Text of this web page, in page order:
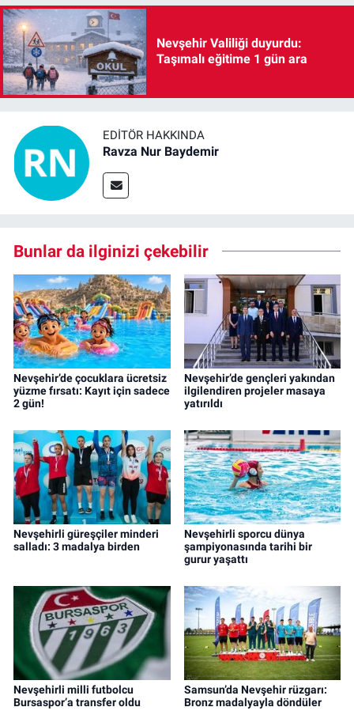
Nevşehir Valiliği duyurdu:
Taşımalı eğitime 1 gün ara
EDITÖR HAKKINDA
Ravza Nur Baydemir
Bunlar da ilginizi çekebilir
Nevşehir’de çocuklara ücretsiz
yüzme fırsatı: Kayıt için sadece
2 gün!
Nevşehir’de gençleri yakından
ilgilendiren projeler masaya
yatırıldı
Nevşehirli güreşçiler minderi
salladı: 3 madalya birden
Nevşehirli sporcu dünya
şampiyonasında tarihi bir
gurur yaşattı
Nevşehirli milli futbolcu
Bursaspor’a transfer oldu
Samsun’da Nevşehir rüzgarı:
Bronz madalyayla döndüler